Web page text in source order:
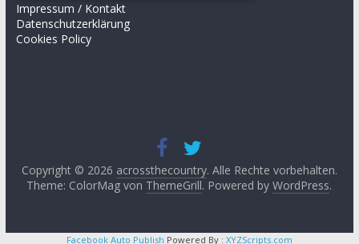
Impressum / Kontakt
Datenschutzerklärung
Cookies Policy
Copyright © 2026 acrossthecountry. Alle Rechte vorbehalten.
Theme: ColorMag von ThemeGrill. Powered byWordPress.
Facebook Auto Publish Powered By : XYZScripts.com